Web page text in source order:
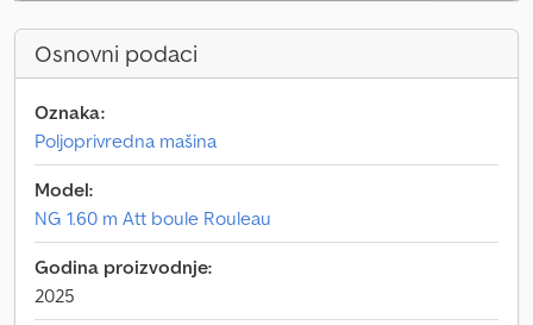
Osnovni podaci
Oznaka:
Poljoprivredna mašina
Model:
NG 1.60 m Att boule Rouleau
Godina proizvodnje:
2025